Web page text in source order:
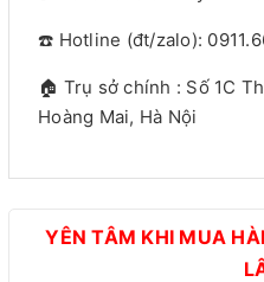
☎️ Hotline (đt/zalo):
🏠 Trụ sở chính : Số 1C
Hoàng Mai, Hà Nội
YÊN TÂM KHI MUA